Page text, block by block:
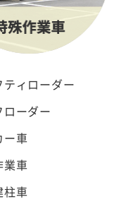
ティローダー
ローダー
ー車
業車
柱車